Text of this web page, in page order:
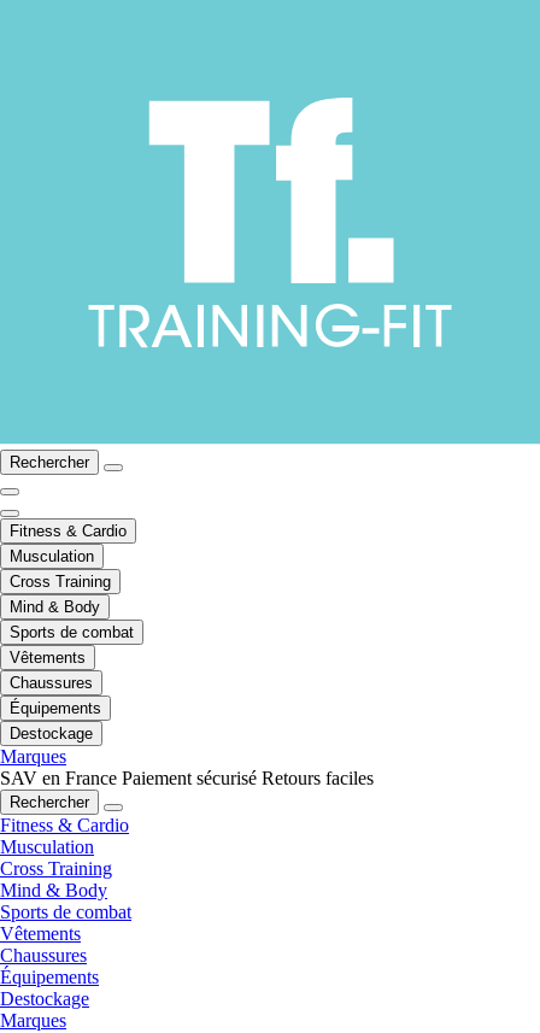
Rechercher
Fitness & Cardio
Musculation
Cross Training
Mind & Body
Sports de combat
Vêtements
Chaussures
Équipements
Destockage
Marques
SAV en France Paiement sécurisé Retours faciles
Rechercher
Fitness & Cardio
Musculation
Cross Training
Mind & Body
Sports de combat
Vêtements
Chaussures
Équipements
Destockage
Marques